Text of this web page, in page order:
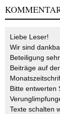
Liebe Leser!
Wir sind
Beteiligung
Beiträge auf
Bitte entwerten
Texte schalten